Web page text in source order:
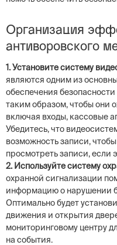
Организация
антиворовского
1. Установите систему
являются одним из
обеспечения
таким образом, чтобы они
включая входы, кассовые
Убедитесь, что
возможность записи,
просмотреть записи, если
2. Используйте систему
охранной сигнализации
информацию о нарушении
Оптимально будет
движения и открытия
мониторинговому центру
на события.